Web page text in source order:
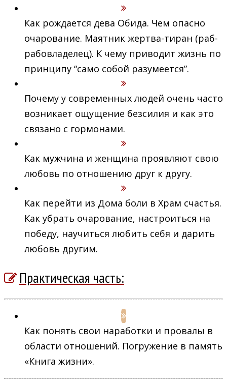
Как рождается дева Обида. Чем опасно
очарование. Маятник жертва-тиран (раб-
рабовладелец). К чему приводит жизнь по
принципу “само собой разумеется”.
Почему у современных людей очень часто
возникает ощущение безсилия и как это
связано с гормонами.
Как мужчина и женщина проявляют свою
любовь по отношению друг к другу.
Как перейти из Дома боли в Храм счастья.
Как убрать очарование, настроиться на
победу, научиться любить себя и дарить
любовь другим.
Практическая часть:
Как понять свои наработки и провалы в
области отношений. Погружение в память
«Книга жизни».